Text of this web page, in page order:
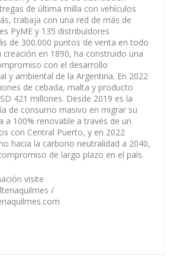
de última milla con vehículos
trabaja con una red de más de
PyME y 135 distribuidores
de 300.000 puntos de venta en todo
creación en 1890, ha construido una
con el desarrollo
y ambiental de la Argentina. En 2022
de cebada, malta y producto
421 millones. Desde 2019 es la
de consumo masivo en migrar su
a 100% renovable a través de un
con Central Puerto, y en 2022
hacia la carbono neutralidad a 2040,
de largo plazo en el país.
visite
/